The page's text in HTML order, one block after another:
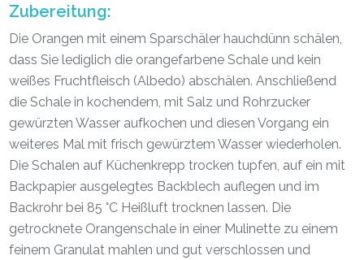
Zubereitung:
Die Orangen mit einem Sparschäler hauchdünn schälen,
dass Sie lediglich die orangefarbene Schale und kein
weißes Fruchtfleisch (Albedo) abschälen. Anschließend
die Schale in kochendem, mit Salz und Rohrzucker
gewürzten Wasser aufkochen und diesen Vorgang ein
weiteres Mal mit frisch gewürztem Wasser wiederholen.
Die Schalen auf Küchenkrepp trocken tupfen, auf ein mit
Backpapier ausgelegtes Backblech auflegen und im
Backrohr bei 85 °C Heißluft trocknen lassen. Die
getrocknete Orangenschale in einer Mulinette zu einem
feinem Granulat mahlen und gut verschlossen und